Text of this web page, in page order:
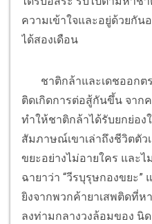
ความเข้าใจและอยู่ด้วยกั
ได้สองเดือน
ชาติกล้าและเดชออกตร
ติดเกิดการต่อสู้กันขึ้น จาก
ทำให้ชาติกล้าได้รับยกย่อง
สัมภาษณ์เขาเล่าถึงชีวิตตัว
ขยะอย่างไม่อายใคร และ
ฉายาว่า “วีรบุรุษกองขยะ
ยิงจากพวกค้ายาเสพติดที่
ลงท่ามกลางวงล้อมของ นิ